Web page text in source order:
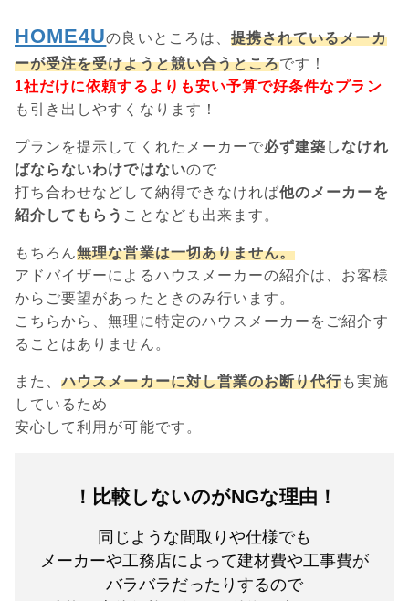
HOME4Uの良いところは、 提携されているメーカ
ーが受注を受けようと競い合うところです！
1社だけに依頼するよりも安い予算で好条件なプラン
も引き出しやすくなります！
プランを提示してくれたメーカーで必ず建築しなけれ
ばならないわけではないので
打ち合わせなどして納得できなければ他のメーカーを
紹介してもらう ことなども出来ます。
もちろん無理な営業は一切ありません。
アドバイザーによるハウスメーカーの紹介は、お客様
からご要望があったときのみ行います。
こちらから、無理に特定のハウスメーカーをご紹介す
ることはありません。
また、ハウスメーカーに対し営業のお断り代行も実施
しているため
安心して利用が可能です。
！比較しないのがNGな理由！
同じような間取りや仕様でも
メーカーや工務店によって建材費や工事費が
バラバラだったりするので